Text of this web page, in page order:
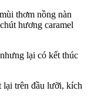
thơm nồng nàn
hương caramel
lại có kết thúc
lại trên đầu lưỡi, kích